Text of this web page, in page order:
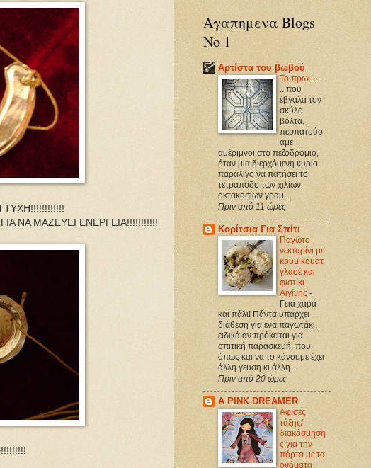
ΝΑ ΜΑΖΕΥΕΙ ΕΝΕΡΓΕΙΑ!!!!!!!!!!!
Αγαπημενα Blogs
Νο 1
Αρτίστα του βωβού
Το πρωί... -
...που
έβγαλα τον
σκύλο
βόλτα,
περπατούσ
αμε
αμέριμνοι στο πεζοδρόμιο,
όταν μια διερχόμενη κυρία
παραλίγο να πατήσει το
τετράποδο των χιλίων
οκτακοσίων γραμ...
Πριν από 11 ώρες
Κορίτσια Για Σπίτι
Παγώτο
νεκταρίνι με
κουμ κουατ
γλασέ και
φιστίκι
Αιγίνης -
Γεια χαρά
και πάλι! Πάντα υπάρχει
διάθεση για ένα παγωτάκι,
ειδικά αν πρόκειται για
σπιτική παρασκευή, που
όπως και να το κάνουμε έχει
άλλη γεύση κι άλλη...
Πριν από 20 ώρες
A PINK DREAMER
Αφίσες
τάξης/
διακόσμηση
ς για την
πόρτα με τα
ονόματα